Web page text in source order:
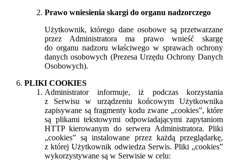
Prawo wniesienia skargi do organu nadzorczego
Użytkownik, którego dane osobowe są przetwarzane
przez Administratora ma prawo wnieść skargę
do organu nadzoru właściwego w sprawach ochrony
danych osobowych (Prezesa Urzędu Ochrony Danych
Osobowych).
PLIKI COOKIES
Administrator informuje, iż podczas korzystania
z Serwisu w urządzeniu końcowym Użytkownika
zapisywane są fragmenty kodu zwane „cookies”, które
są plikami tekstowymi odpowiadającymi zapytaniom
HTTP kierowanym do serwera Administratora. Pliki
„cookies” są instalowane przez każdą przeglądarkę,
z której Użytkownik odwiedza Serwis. Pliki „cookies”
wykorzystywane są w Serwisie w celu: